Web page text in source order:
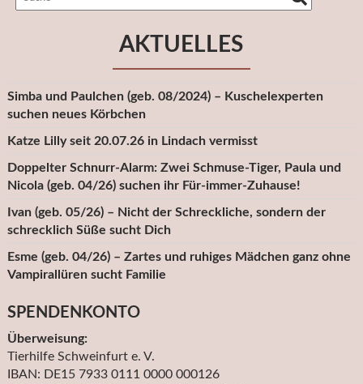
AKTUELLES
Simba und Paulchen (geb. 08/2024) – Kuschelexperten
suchen neues Körbchen
Katze Lilly seit 20.07.26 in Lindach vermisst
Doppelter Schnurr-Alarm: Zwei Schmuse-Tiger, Paula und
Nicola (geb. 04/26) suchen ihr Für-immer-Zuhause!
Ivan (geb. 05/26) – Nicht der Schreckliche, sondern der
schrecklich Süße sucht Dich
Esme (geb. 04/26) – Zartes und ruhiges Mädchen ganz ohne
Vampirallüren sucht Familie
SPENDENKONTO
Überweisung:
Tierhilfe Schweinfurt e. V.
IBAN: DE15 7933 0111 0000 000126